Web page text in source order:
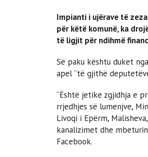
Impianti i ujërave të
për këtë komunë, ka
të ligjit për ndihmë
Së paku kështu duket
apel “të gjithë
“Është jetike zgjidhja e
rrjedhjes së lumenjve,
Livoqi i Epërm,
kanalizimet dhe
Facebook.